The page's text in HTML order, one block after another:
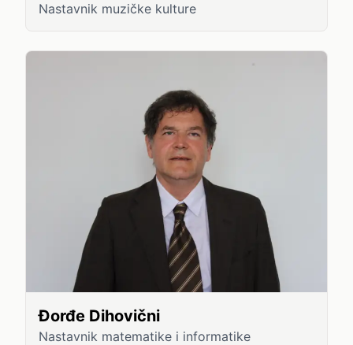
Nastavnik muzičke kulture
Đorđe Dihovični
Nastavnik matematike i informatike